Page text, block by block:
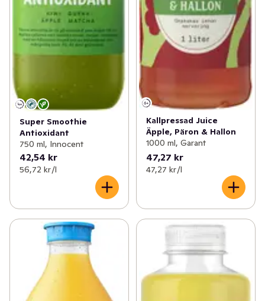
Super Smoothie
Antioxidant
750 ml, Innocent
42,54 kr
56,72 kr /l
Kallpressad Juice
Äpple, Päron & Hallon
1000 ml, Garant
47,27 kr
47,27 kr /l